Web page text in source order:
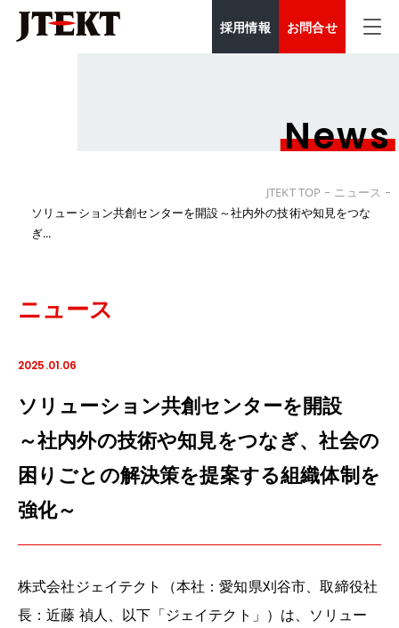
採用情報 お問合せ
News
JTEKT TOP
ニュース
ソリューション共創センターを開設～社内外の技術や知見をつな
ぎ...
ニュース
2025.01.06
ソリューション共創センターを開設
～社内外の技術や知見をつなぎ、社会の
困りごとの解決策を提案する組織体制を
強化～
株式会社ジェイテクト（本社：愛知県刈谷市、取締役社
長：近藤 禎人、以下「ジェイテクト」）は、ソリュー